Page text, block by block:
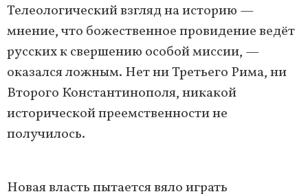
Телеологический взгляд на историю —
мнение, что божественное провидение ведёт
русских к свершению особой миссии, —
оказался ложным. Нет ни Третьего Рима, ни
Второго Константинополя, никакой
исторической преемственности не
получилось.
Новая власть пытается вяло играть